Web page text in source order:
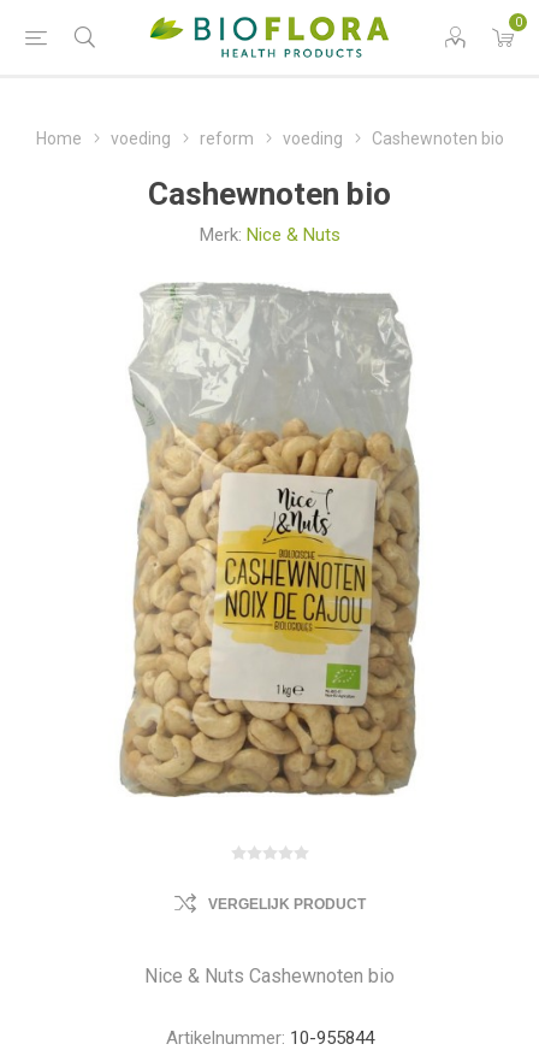
0
Home voeding reform voeding Cashewnoten bio
Cashewnoten bio
Merk: Nice & Nuts
VERGELIJK PRODUCT
Nice & Nuts Cashewnoten bio
Artikelnummer: 10-955844